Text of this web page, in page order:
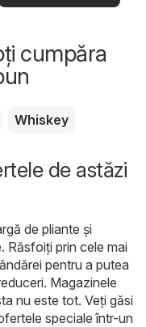
cumpăra
Whiskey
de astăzi
de pliante și
. Răsfoiți prin cele mai
pentru a putea
Magazinele
nu este tot. Veți găsi
speciale într-un